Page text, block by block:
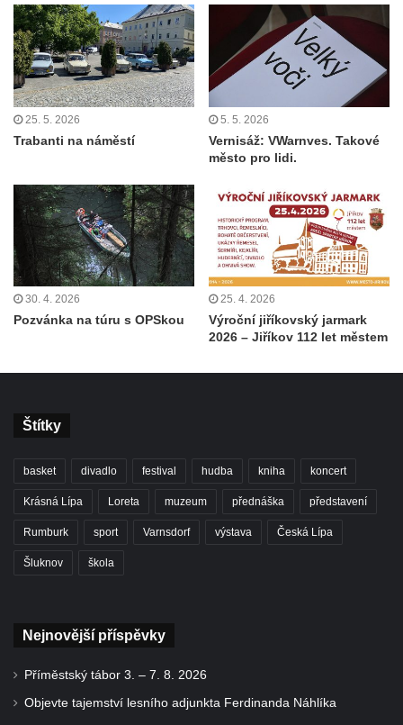
25. 5. 2026
Trabanti na náměstí
5. 5. 2026
Vernisáž: VWarnves. Takové
město pro lidi.
30. 4. 2026
Pozvánka na túru s OPSkou
25. 4. 2026
Výroční jiříkovský jarmark
2026 – Jiříkov 112 let městem
Štítky
basket divadlo festival hudba kniha koncert
Krásná Lípa Loreta muzeum přednáška představení
Rumburk sport Varnsdorf výstava Česká Lípa
Šluknov škola
Nejnovější příspěvky
Příměstský tábor 3. – 7. 8. 2026
Objevte tajemství lesního adjunkta Ferdinanda Náhlíka